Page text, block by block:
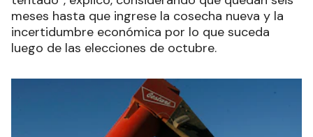
meses hasta que ingrese la cosecha nueva y la
incertidumbre económica por lo que suceda
luego de las elecciones de octubre.